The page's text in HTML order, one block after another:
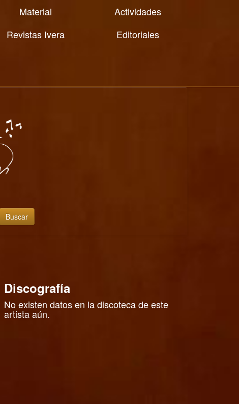
Material
Actividades
Revistas Ivera Editoriales
Buscar
Discografía
No existen datos en la discoteca de este
artista aún.